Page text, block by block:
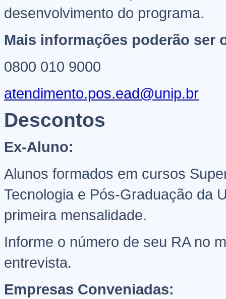
desenvolvimento do programa.
Mais informações poderão ser
0800 010 9000
atendimento.pos.ead@unip.br
Descontos
Ex-Aluno:
Alunos formados em cursos
Tecnologia e Pós-Graduação da
primeira mensalidade.
Informe o número de seu RA no
entrevista.
Empresas Conveniadas: